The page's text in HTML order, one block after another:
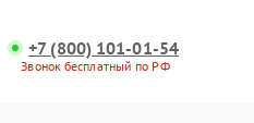
+7 (800) 101-01-54
Звонок бесплатный по РФ